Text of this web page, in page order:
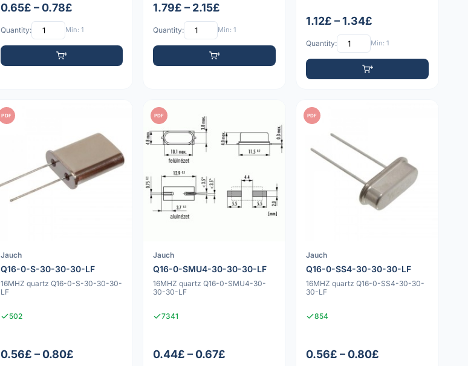
0.65£ – 0.78£
Quantity: Min: 1
1.79£ – 2.15£
Quantity: Min: 1
1.12£ – 1.34£
Quantity: Min: 1
PDF
Jauch
Q16-0-S-30-30-30-LF
16MHZ quartz Q16-0-S-30-30-30-
LF
502
0.56£ – 0.80£
PDF
Jauch
Q16-0-SMU4-30-30-30-LF
16MHZ quartz Q16-0-SMU4-30-
30-30-LF
7341
0.44£ – 0.67£
PDF
Jauch
Q16-0-SS4-30-30-30-LF
16MHZ quartz Q16-0-SS4-30-30-
30-LF
854
0.56£ – 0.80£